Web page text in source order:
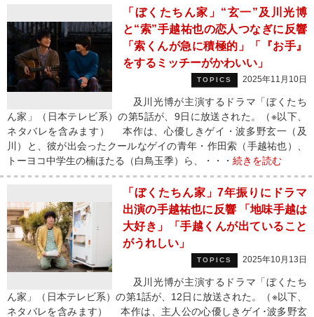
「ぼくたちん家」“玄一”及川光博
と“索”手越祐也の恋人つなぎに反響
「索くんが急に積極的」「『お手』
をするミッチーがかわいい」
TOPICS 2025年11月10日
及川光博が主演するドラマ「ぼくたち
ん家」（日本テレビ系）の第5話が、9日に放送された。（※以下、
ネタバレを含みます） 本作は、心優しきゲイ・波多野玄一（及
川）と、彼が出会ったクールなゲイの青年・作田索（手越祐也）、
トーヨコ中学生の楠ほたる（白鳥玉季）ら、・・・ 続きを読む
「ぼくたちん家」7年振りにドラマ
出演の手越祐也に反響 「地味手越は
大好き」「手越くんが出ていること
がうれしい」
TOPICS 2025年10月13日
及川光博が主演するドラマ「ぼくたち
ん家」（日本テレビ系）の第1話が、12日に放送された。（※以下、
ネタバレを含みます） 本作は、主人公の心優しきゲイ･波多野玄